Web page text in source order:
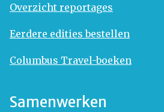
Overzicht reportages
Eerdere edities bestellen
Columbus Travel-boeken
Samenwerken